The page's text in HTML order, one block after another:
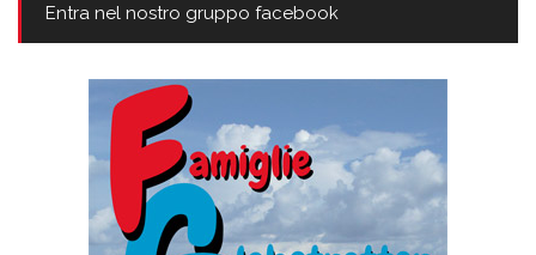
Entra nel nostro gruppo facebook